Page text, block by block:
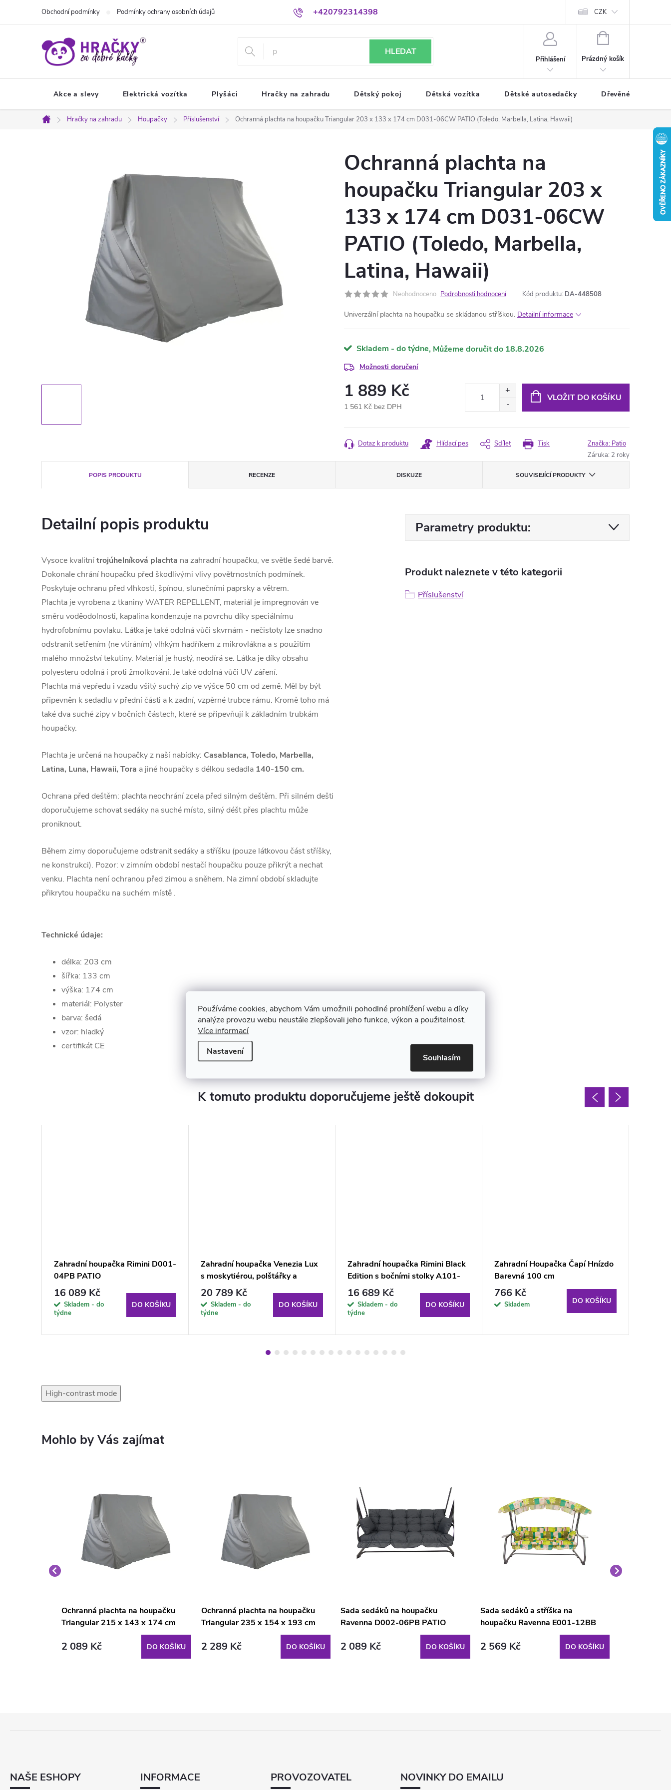
Používáme cookies, abychom Vám umožnili pohodlné prohlížení webu a díky
analýze provozu webu neustále zlepšovali jeho funkce, výkon a použitelnost.
Více informací
Nastavení
Souhlasím
+420792314398
Obchodní podmínky Podmínky ochrany osobních údajů CZK
HLEDAT
Přihlášení
NÁKUPNÍ
Prázdný košík
Akce a slevy Elektrická vozítka Plyšáci Hračky na zahradu Dětský pokoj Dětská vozítka Dětské autosedačky Dřevěné hračky
Domů
Hračky na zahradu Houpačky Příslušenství Ochranná plachta na houpačku Triangular 203 x 133 x 174 cm D031-06CW PATIO (Toledo, Marbella, Latina, Hawaii)
Ochranná plachta na
houpačku Triangular 203 x
133 x 174 cm D031-06CW
PATIO (Toledo, Marbella,
Latina, Hawaii)
Neohodnoceno Podrobnosti hodnocení Kód produktu: DA-448508
Univerzální plachta na houpačku se skládanou stříškou. Detailní informace
Skladem - do týdne 18.8.2026
Možnosti doručení
1 889 Kč
1 561 Kč bez DPH
cena:
VLOŽIT DO KOŠÍKU
Tisk
Dotaz k produktu Hlídací pes Sdílet Značka: Patio
Záruka: 2 roky
POPIS PRODUKTU RECENZE DISKUZE SOUVISEJÍCÍ PRODUKTY
Detailní popis produktu
Vysoce kvalitnítrojúhelníková plachta na zahradní houpačku, ve světle šedé barvě.
Dokonale chrání houpačku před škodlivými vlivy povětrnostních podmínek.
Poskytuje ochranu před vlhkostí, špínou, slunečními paprsky a větrem.
Plachta je vyrobena z tkaniny WATER REPELLENT, materiál je impregnován ve
směru voděodolnosti, kapalina kondenzuje na povrchu díky speciálnímu
hydrofobnímu povlaku. Látka je také odolná vůči skvrnám - nečistoty lze snadno
odstranit setřením (ne vtíráním) vlhkým hadříkem z mikrovlákna a s použitím
malého množství tekutiny. Materiál je hustý, neodírá se. Látka je díky obsahu
polyesteru odolná i proti žmolkování. Je také odolná vůči UV záření.
Plachta má vepředu i vzadu všitý suchý zip ve výšce 50 cm od země. Měl by být
připevněn k sedadlu v přední části a k ​​zadní, vzpěrné trubce rámu. Kromě toho má
také dva suché zipy v bočních částech, které se připevňují k základním trubkám
houpačky.
Plachta je určená na houpačky z naší nabídky: Casablanca, Toledo, Marbella,
Latina, Luna, Hawaii, Tora a jiné houpačky s délkou sedadla 140-150 cm.
Ochrana před deštěm: plachta neochrání zcela před silným deštěm. Při silném dešti
doporučujeme schovat sedáky na suché místo, silný déšt přes plachtu může
proniknout.
Během zimy doporučujeme odstranit sedáky a stříšku (pouze látkovou část stříšky,
ne konstrukci). Pozor: v zimním období nestačí houpačku pouze přikrýt a nechat
venku. Plachta není ochranou před zimou a sněhem. Na zimní období skladujte
přikrytou houpačku na suchém místě .
Technické údaje:
délka: 203 cm
šířka: 133 cm
výška: 174 cm
materiál: Polyster
barva: šedá
vzor: hladký
certifikát CE
Parametry produktu:
Produkt naleznete v této kategorii
Příslušenství
K tomuto produktu doporučujeme ještě dokoupit
Zahradní houpačka Rimini D001-
04PB PATIO
16 089 Kč
Skladem - do
týdne
DO KOŠÍKU
Zahradní houpačka Venezia Lux
s moskytiérou, polštářky a
bočními stolky G058-02PB
PATIO
20 789 Kč
Skladem - do
týdne
DO KOŠÍKU
Zahradní houpačka Rimini Black
Edition s bočními stolky A101-
23PB PATIO
16 689 Kč
Skladem - do
týdne
DO KOŠÍKU
Zahradní Houpačka Čapí Hnízdo
Barevná 100 cm
766 Kč
Skladem DO KOŠÍKU
High-contrast mode
Ochranná plachta na houpačku
Triangular 215 x 143 x 174 cm
D031-06CW PATIO (Milano,
Parma, Vita, Umbria, Sevilla)
2 089 Kč DO KOŠÍKU
Ochranná plachta na houpačku
Triangular 235 x 154 x 193 cm
D031-06CW PATIO (Rimini,
Venezia, Ravenna, Verona)
2 289 Kč DO KOŠÍKU
Sada sedáků na houpačku
Ravenna D002-06PB PATIO
2 089 Kč DO KOŠÍKU
Sada sedáků a stříška na
houpačku Ravenna E001-12BB
2 569 Kč DO KOŠÍKU
NAŠE ESHOPY INFORMACE PROVOZOVATEL NOVINKY DO EMAILU